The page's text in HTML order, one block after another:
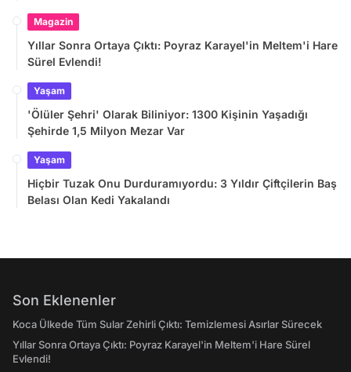
Magazin
Yıllar Sonra Ortaya Çıktı: Poyraz Karayel'in Meltem'i Hare
Sürel Evlendi!
Yaşam
'Ölüler Şehri' Olarak Biliniyor: 1300 Kişinin Yaşadığı
Şehirde 1,5 Milyon Mezar Var
Yaşam
Hiçbir Tuzak Onu Durduramıyordu: 3 Yıldır Çiftçilerin Baş
Belası Olan Kedi Yakalandı
Son Eklenenler
Koca Ülkede Tüm Sular Zehirli Çıktı: Temizlemesi Asırlar Sürecek
Yıllar Sonra Ortaya Çıktı: Poyraz Karayel'in Meltem'i Hare Sürel
Evlendi!